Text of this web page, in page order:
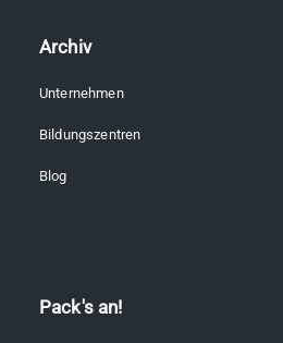
Archiv
Unternehmen
Bildungszentren
Blog
Pack's an!